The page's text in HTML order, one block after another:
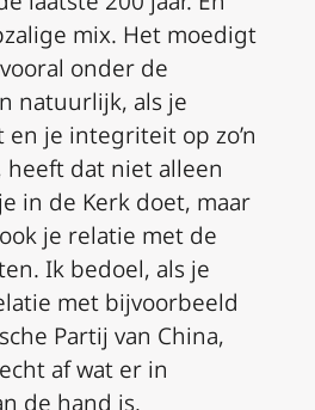
mix. Het moedigt
onder de
natuurlijk, als je
en je integriteit op zo’n
heeft dat niet alleen
in de Kerk doet, maar
je relatie met de
Ik bedoel, als je
met bijvoorbeeld
Partij van China,
af wat er in
de hand is.